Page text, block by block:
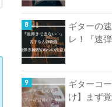
ギターの
レ！『速
ギターコ
け】まず